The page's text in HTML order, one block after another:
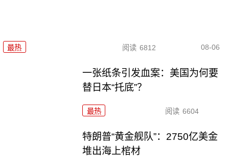
最热 阅读 6812 08-06
一张纸条引发血案：美国为何要
替日本“托底”？
最热 阅读 6604
特朗普“黄金舰队”：2750亿美金
堆出海上棺材